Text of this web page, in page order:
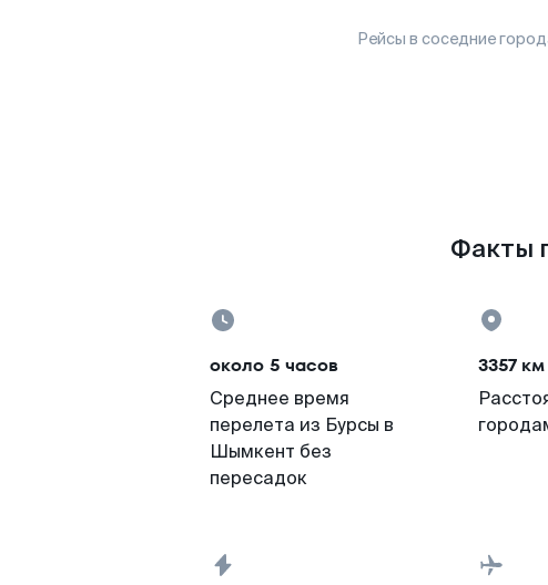
Рейсы в соседние
Факты
около 5 часов
Среднее время
перелета из Бурсы в
Шымкент без
пересадок
3357 км